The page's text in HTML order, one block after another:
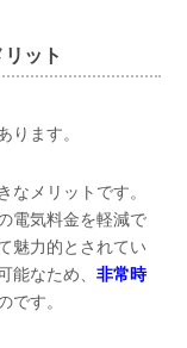
ット
ります。
なメリットです。
電気料金を軽減で
魅力的とされてい
能なため、 非常時
です。